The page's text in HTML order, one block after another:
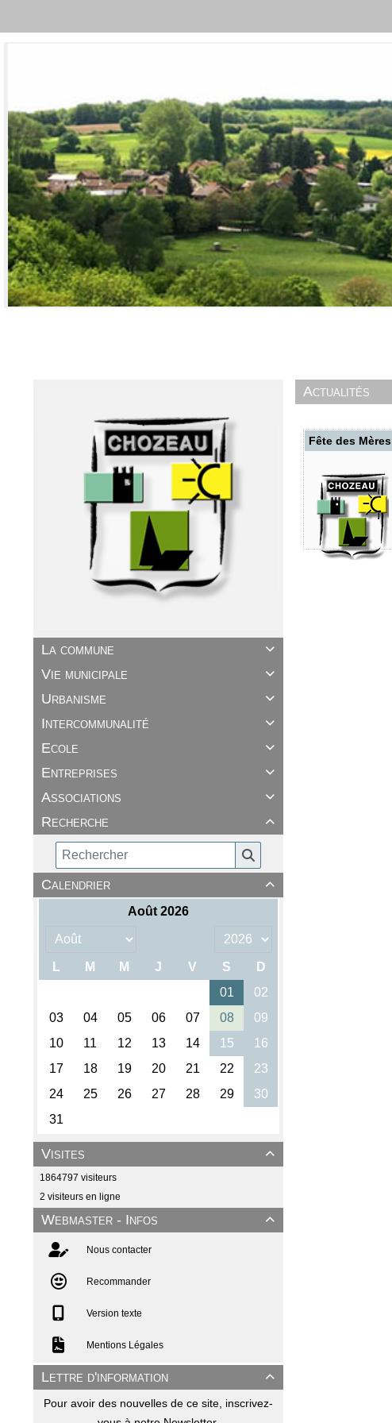

La commune

Vie municipale

Urbanisme

Intercommunalité

Ecole

Entreprises

Associations

Recherche

Calendrier

Visites
1864797 visiteurs
2 visiteurs en ligne

Webmaster - Infos
Nous contacter
Recommander
Version texte
Mentions Légales

Lettre d'information
Pour avoir des nouvelles de ce site, inscrivez-
Actualités
Fête des Mères